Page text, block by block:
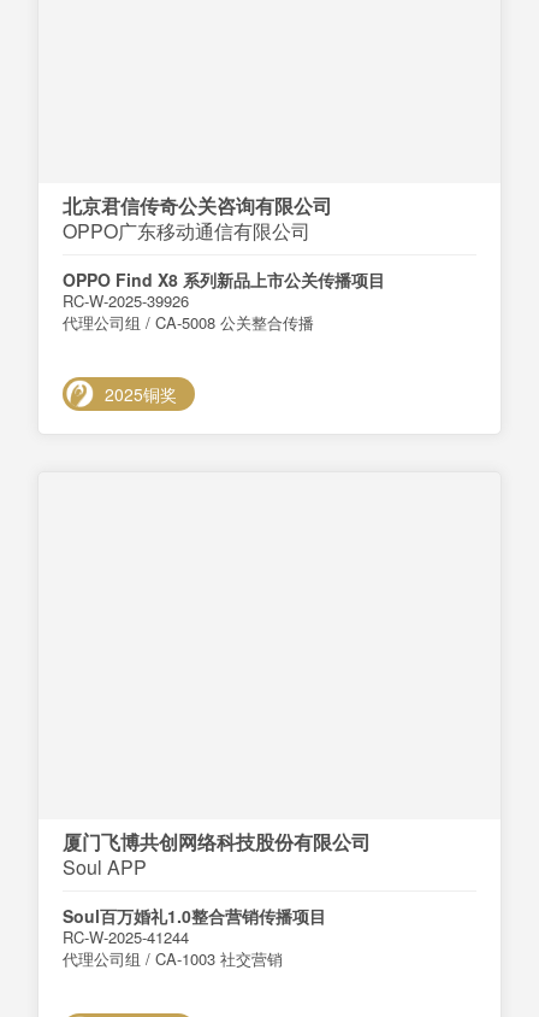
北京君信传奇公关咨询有限公司
OPPO广东移动通信有限公司
OPPO Find X8 系列新品上市公关传播项目
RC-W-2025-39926
代理公司组 / CA-5008 公关整合传播
2025铜奖
厦门飞博共创网络科技股份有限公司
Soul APP
Soul百万婚礼1.0整合营销传播项目
RC-W-2025-41244
代理公司组 / CA-1003 社交营销